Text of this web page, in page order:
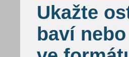
Ukažte
baví